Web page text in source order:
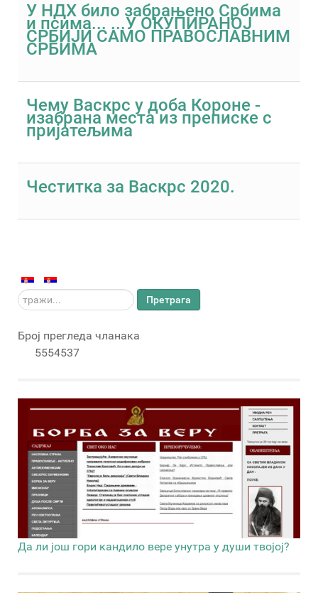
У НДХ било забрањено Србима
и псима... ...У ОКУПИРАНОЈ
СРБИЈИ САМО ПРАВОСЛАВНИМ
СРБИМА
Чему Васкрс у доба Короне -
изабрана места из преписке с
пријатељима
Честитка за Васкрс 2020.
тражи... Претрага
Број прегледа чланака
5554537
Да ли још гори кандило вере унутра у души твојој?